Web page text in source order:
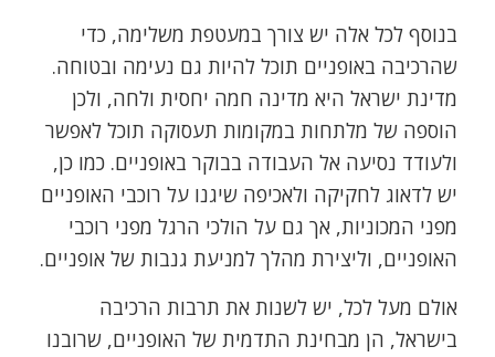
בנוסף לכל אלה יש צורך במעטפת משלימה, כדי
שהרכיבה באופניים תוכל להיות גם נעימה ובטוחה.
מדינת ישראל היא מדינה חמה יחסית ולחה, ולכן
הוספה של מלתחות במקומות תעסוקה תוכל לאפשר
ולעודד נסיעה אל העבודה בבוקר באופניים. כמו כן,
יש לדאוג לחקיקה ולאכיפה שיגנו על רוכבי האופניים
מפני המכוניות, אך גם על הולכי הרגל מפני רוכבי
האופניים, וליצירת מהלך למניעת גנבות של אופניים.
אולם מעל לכל, יש לשנות את תרבות הרכיבה
בישראל, הן מבחינת התדמית של האופניים, שרובנו